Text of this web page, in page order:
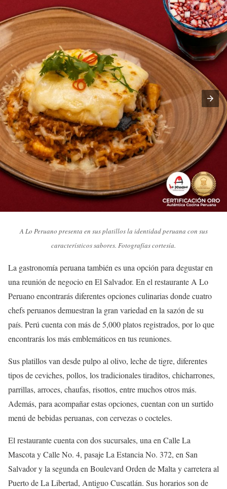
A Lo Peruano presenta en sus platillos la identidad peruana con sus
característicos sabores. Fotografías cortesía.
La gastronomía peruana también es una opción para degustar en
una reunión de negocio en El Salvador. En el restaurante A Lo
Peruano encontrarás diferentes opciones culinarias donde cuatro
chefs peruanos demuestran la gran variedad en la sazón de su
país. Perú cuenta con más de 5,000 platos registrados, por lo que
encontrarás los más emblemáticos en tus reuniones.
Sus platillos van desde pulpo al olivo, leche de tigre, diferentes
tipos de ceviches, pollos, los tradicionales tiraditos, chicharrones,
parrillas, arroces, chaufas, risottos, entre muchos otros más.
Además, para acompañar estas opciones, cuentan con un surtido
menú de bebidas peruanas, con cervezas o cocteles.
El restaurante cuenta con dos sucursales, una en Calle La
Mascota y Calle No. 4, pasaje La Estancia No. 372, en San
Salvador y la segunda en Boulevard Orden de Malta y carretera al
Puerto de La Libertad, Antiguo Cuscatlán. Sus horarios son de